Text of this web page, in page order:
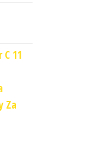
11
Za